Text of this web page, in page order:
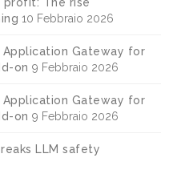
10 Febbraio 2026
Application Gateway for
on 9 Febbraio 2026
Application Gateway for
on 9 Febbraio 2026
LLM safety